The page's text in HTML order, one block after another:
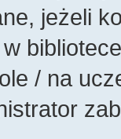
jeżeli
/ na